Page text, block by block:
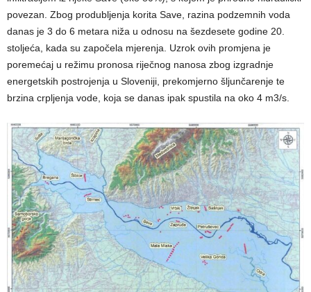
povezan. Zbog produbljenja korita Save, razina podzemnih voda
danas je 3 do 6 metara niža u odnosu na šezdesete godine 20.
stoljeća, kada su započela mjerenja. Uzrok ovih promjena je
poremećaj u režimu pronosa riječnog nanosa zbog izgradnje
energetskih postrojenja u Sloveniji, prekomjerno šljunčarenje te
brzina crpljenja vode, koja se danas ipak spustila na oko 4 m3/s.